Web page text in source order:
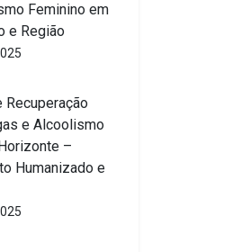
Feminino em
e Região
Recuperação
e Alcoolismo
–
Humanizado e